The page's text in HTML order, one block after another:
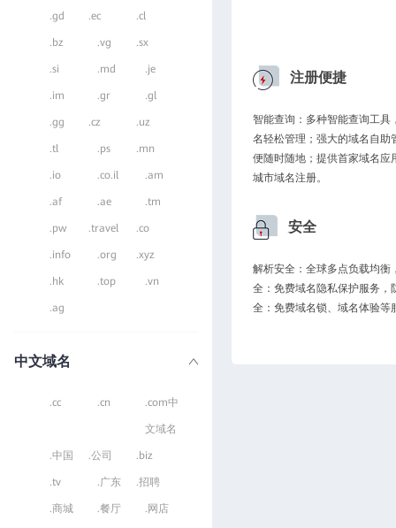
.gd .ec .cl
.bz .vg .sx
.si .md .je
.im .gr .gl
.gg .cz .uz
.tl .ps .mn
.io .co.il .am
.af .ae .tm
.pw .travel .co
.info .org .xyz
.hk .top .vn
.ag
中文域名
.cc .cn .com中
文域名
.中国 .公司 .biz
.tv .广东 .招聘
.商城 .餐厅 .网店
注册便捷
智能查询：多种智能查询工具
名轻松管理；强大的域名自
便随时随地；提供首家域名应
城市域名注册。
安全
解析安全：全球多点负载均
全：免费域名隐私保护服务，
全：免费域名锁、域名体验等